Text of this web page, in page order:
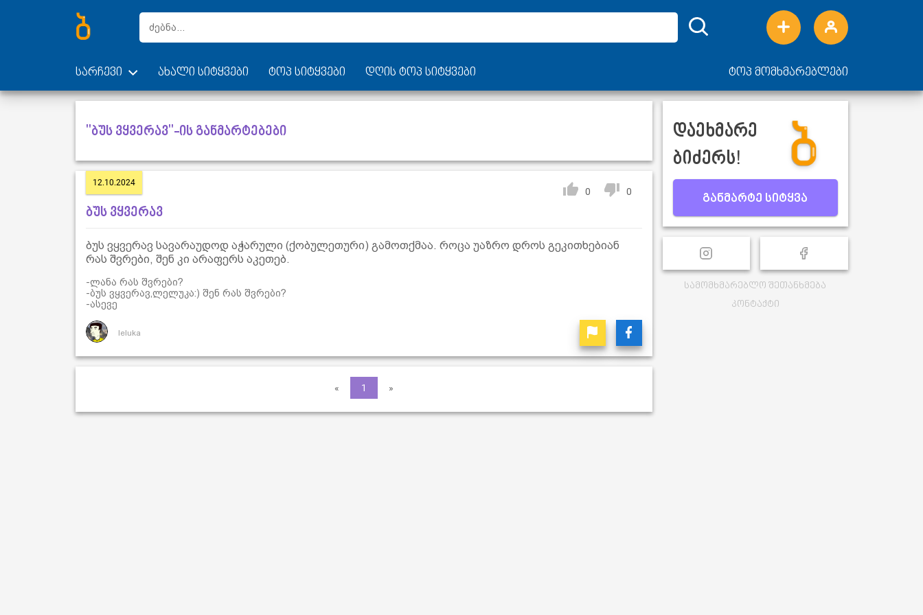
სარჩევი ახალი სიტყვები ტოპ სიტყვები დღის ტოპ სიტყვები ტოპ მომხმარებლები
"ბუს ვყვერავ"-ის განმარტებები
12.10.2024
0 0
ბუს ვყვერავ
ბუს ვყვერავ სავარაუდოდ აჭარული (ქობულეთური) გამოთქმაა. როცა უაზრო დროს გეკითხებიან
რას შვრები, შენ კი არაფერს აკეთებ.
-ლანა რას შვრები?
-ბუს ვყვერავ,ლელუკა:) შენ რას შვრები?
-ასევე
leluka
« 1 »
დაეხმარე
ბიძერს!
განმარტე სიტყვა
სამომხმარებლო შეთანხმება
კონტაქტი